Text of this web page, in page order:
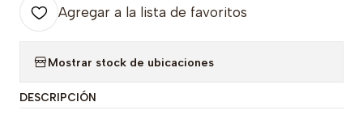
Agregar a la lista de favoritos
Mostrar stock de ubicaciones
DESCRIPCIÓN